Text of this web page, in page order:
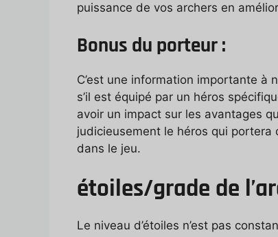
puissance de vos archers en
Bonus du porteur :
C’est une information importante à
s’il est équipé par un héros
avoir un impact sur les avantages
judicieusement le héros qui portera
dans le jeu.
étoiles/grade de
Le niveau d’étoiles n’est pas